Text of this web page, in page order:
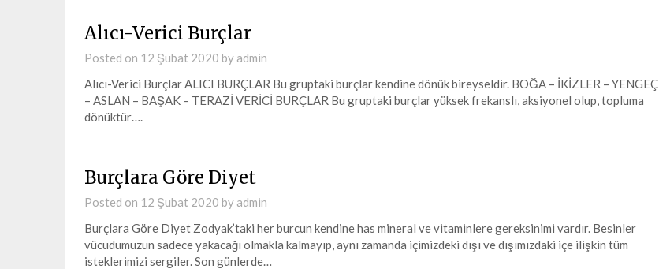
Alıcı-Verici Burçlar
Posted on 12 Şubat 2020 by admin
Alıcı-Verici Burçlar ALICI BURÇLAR Bu gruptaki burçlar kendine dönük bireyseldir. BOĞA – İKİZLER – YENGEÇ
– ASLAN – BAŞAK – TERAZİ VERİCİ BURÇLAR Bu gruptaki burçlar yüksek frekanslı, aksiyonel olup, topluma
dönüktür….
Burçlara Göre Diyet
Posted on 12 Şubat 2020 by admin
Burçlara Göre Diyet Zodyak’taki her burcun kendine has mineral ve vitaminlere gereksinimi vardır. Besinler
vücudumuzun sadece yakacağı olmakla kalmayıp, aynı zamanda içimizdeki dışı ve dışımızdaki içe ilişkin tüm
isteklerimizi sergiler. Son günlerde…